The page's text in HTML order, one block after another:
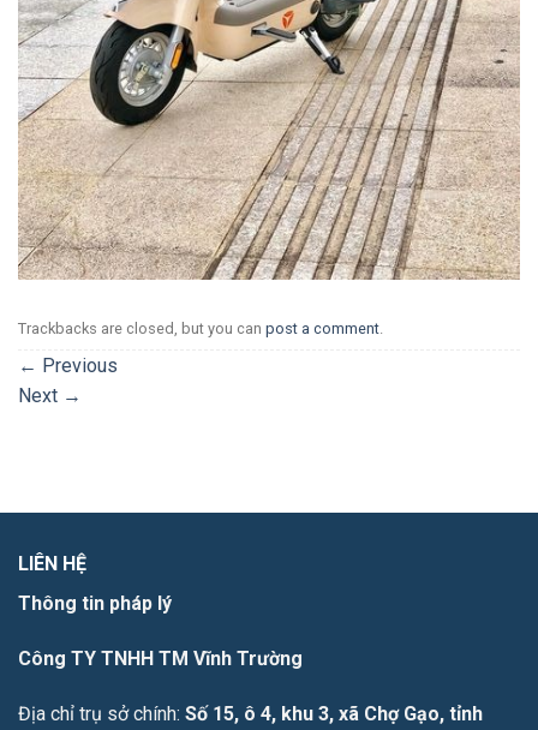
Trackbacks are closed, but you can post a comment
← Previous
Next →
LIÊN HỆ
Thông tin pháp lý
Công TY TNHH TM Vĩnh Trường
Địa chỉ trụ sở chính: Số 15, ô 4, khu 3, xã Chợ Gạo, tỉnh